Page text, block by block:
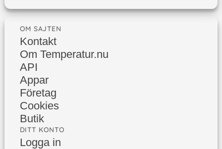
OM SAJTEN
Kontakt
Om Temperatur.nu
API
Appar
Företag
Cookies
Butik
DITT KONTO
Logga in